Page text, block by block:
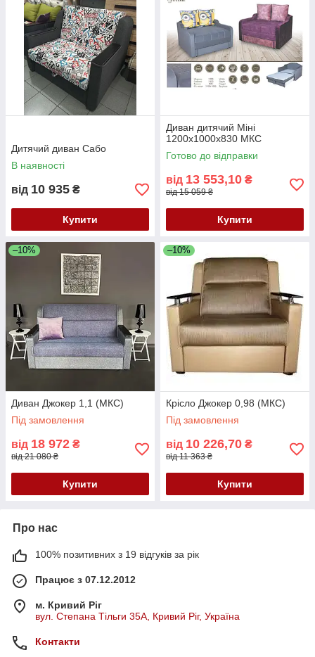
Дитячий диван Сабо
В наявності
від 10 935 ₴
Купити
Диван дитячий Міні
1200х1000х830 МКС
Готово до відправки
від 13 553,10 ₴
від 15 059 ₴
Купити
–10%
Диван Джокер 1,1 (МКС)
Під замовлення
від 18 972 ₴
від 21 080 ₴
Купити
–10%
Крісло Джокер 0,98 (МКС)
Під замовлення
від 10 226,70 ₴
від 11 363 ₴
Купити
Про нас
100% позитивних з 19 відгуків за рік
Працює з 07.12.2012
м. Кривий Ріг
вул. Степана Тільги 35А, Кривий Ріг, Україна
Контакти